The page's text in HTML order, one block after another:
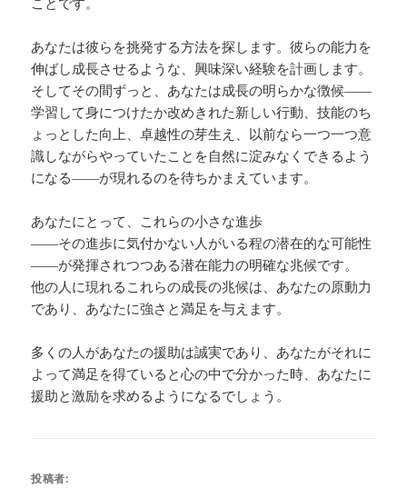
あなたは彼らを挑発する方法を探します。彼らの能力を
伸ばし成長させるような、興味深い経験を計画します。
そしてその間ずっと、あなたは成長の明らかな徴候――
学習して身につけたか改めきれた新しい行動、技能のち
ょっとした向上、卓越性の芽生え、以前なら一つ一つ意
識しながらやっていたことを自然に淀みなくできるよう
になる――が現れるのを待ちかまえています。
あなたにとって、これらの小さな進歩
――その進歩に気付かない人がいる程の潜在的な可能性
――が発揮されつつある潜在能力の明確な兆候です。
他の人に現れるこれらの成長の兆候は、あなたの原動力
であり、あなたに強さと満足を与えます。
多くの人があなたの援助は誠実であり、あなたがそれに
よって満足を得ていると心の中で分かった時、あなたに
援助と激励を求めるようになるでしょう。
投稿者: